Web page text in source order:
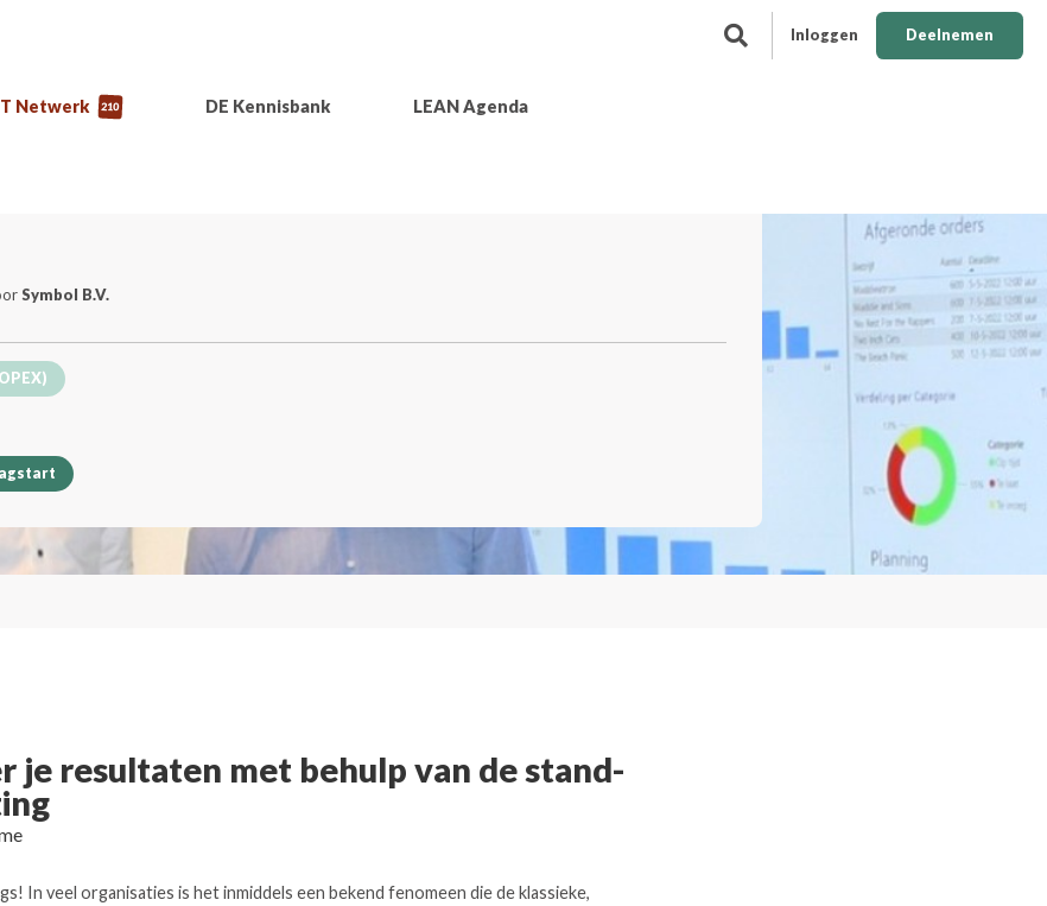
Inloggen Deelnemen
Netwerk 210 DE Kennisbank LEAN Agenda
Symbol B.V.
je resultaten met behulp van de stand-
In veel organisaties is het inmiddels een bekend fenomeen die de klassieke,